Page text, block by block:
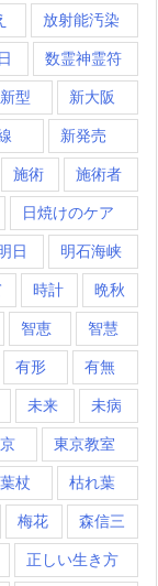
放射能汚染
数霊神霊符
新型 新大阪
新発売
施術 施術者
日焼けのケア
日 明石海峡
時計 晩秋
智恵 智慧
有形 有無
未来 未病
東京教室
杖 枯れ葉
梅花 森信三
正しい生き方